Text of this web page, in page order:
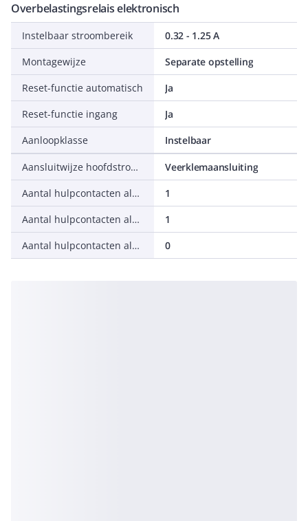
Overbelastingsrelais elektronisch
Instelbaar stroombereik
0.32 - 1.25 A
Montagewijze
Separate opstelling
Reset-functie automatisch
Ja
Reset-functie ingang
Ja
Aanloopklasse
Instelbaar
Aansluitwijze hoofdstroomcircuit
Veerklemaansluiting
Aantal hulpcontacten als maakcontact
1
Aantal hulpcontacten als verbreekcontact
1
Aantal hulpcontacten als wisselcontact
0